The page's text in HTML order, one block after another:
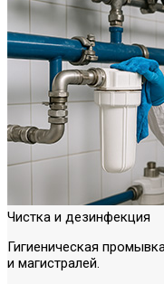
Чистка и дезинфекция
Гигиеническая
и магистралей.